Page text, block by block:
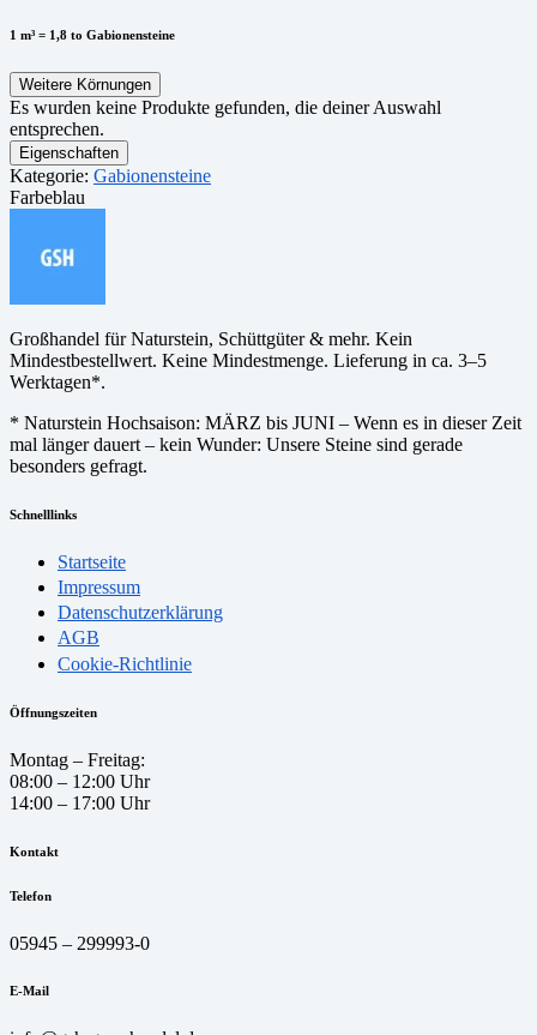
1 m³ = 1,8 to Gabionensteine
Weitere Körnungen
Es wurden keine Produkte gefunden, die deiner Auswahl
entsprechen.
Eigenschaften
Kategorie: Gabionensteine
Farbeblau
Großhandel für Naturstein, Schüttgüter & mehr. Kein
Mindestbestellwert. Keine Mindestmenge. Lieferung in ca. 3–5
Werktagen*.
* Naturstein Hochsaison: MÄRZ bis JUNI – Wenn es in dieser Zeit
mal länger dauert – kein Wunder: Unsere Steine sind gerade
besonders gefragt.
Schnelllinks
Startseite
Impressum
Datenschutzerklärung
AGB
Cookie-Richtlinie
Öffnungszeiten
Montag – Freitag:
08:00 – 12:00 Uhr
14:00 – 17:00 Uhr
Kontakt
Telefon
05945 – 299993-0
E-Mail